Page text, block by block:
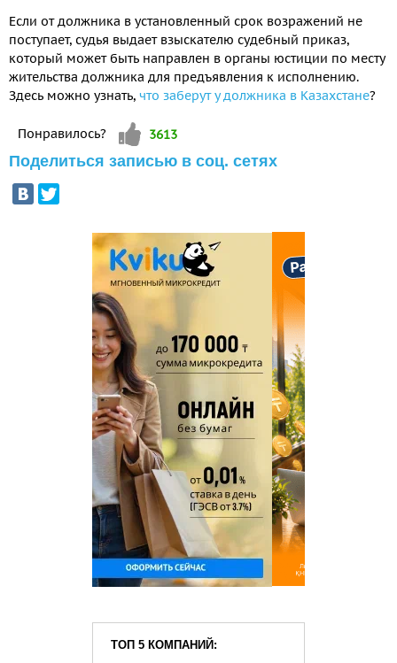
Если от должника в установленный срок возражений не
поступает, судья выдает взыскателю судебный приказ,
который может быть направлен в органы юстиции по месту
жительства должника для предъявления к исполнению.
Здесь можно узнать, что заберут у должника в Казахстане?
Понравилось? Vote up!
3613
Поделиться записью в соц. сетях
ТОП 5 КОМПАНИЙ: